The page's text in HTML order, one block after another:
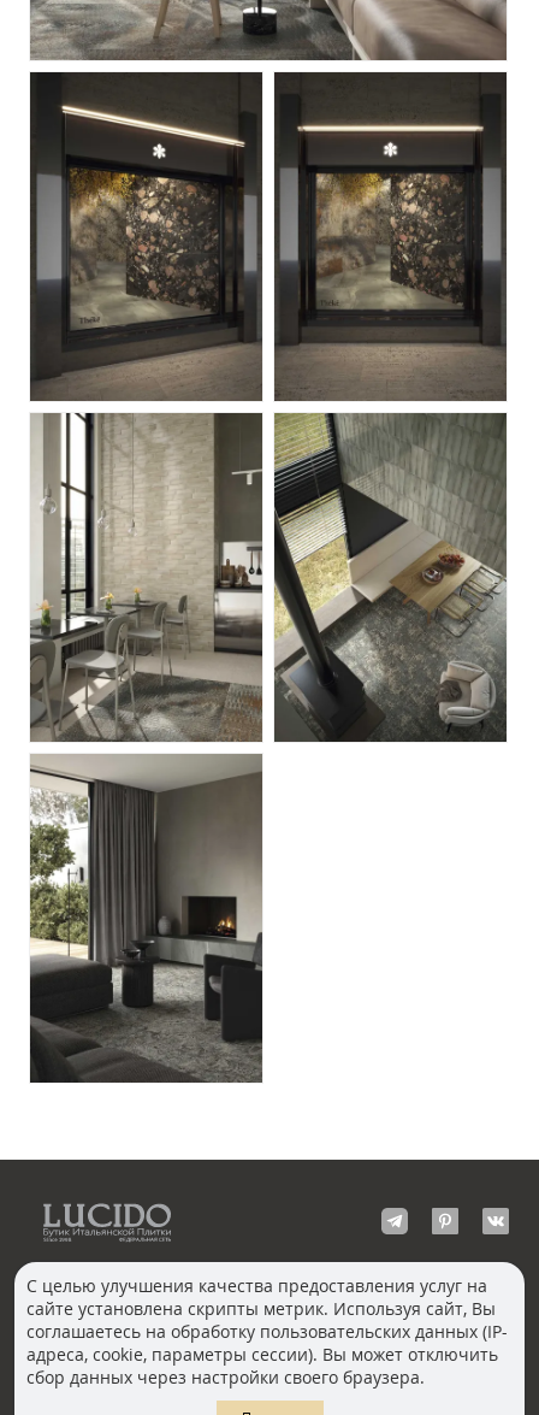
КОНТАКТЫ
Москва, Пречистенка
Волгоград
Екатеринбург
Казань
Новосибирск
С целью улучшения качества предоставления услуг на
сайте установлена скрипты метрик. Используя сайт, Вы
соглашаетесь на обработку пользовательских данных (IP-
адреса, cookie, параметры сессии). Вы может отключить
сбор данных через настройки своего браузера.